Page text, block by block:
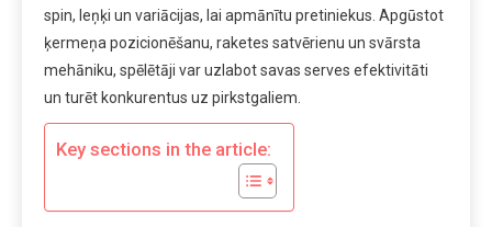
spin, leņķi un variācijas, lai apmānītu pretiniekus. Apgūstot
ķermeņa pozicionēšanu, raketes satvērienu un svārsta
mehāniku, spēlētāji var uzlabot savas serves efektivitāti
un turēt konkurentus uz pirkstgaliem.
Key sections in the article: